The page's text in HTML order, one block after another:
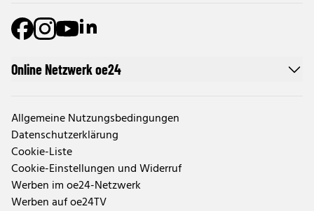
Online Netzwerk oe24
Allgemeine Nutzungsbedingungen
Datenschutzerklärung
Cookie-Liste
Cookie-Einstellungen und Widerruf
Werben im oe24-Netzwerk
Werben auf oe24TV